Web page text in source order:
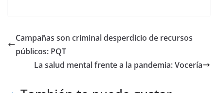
e
b
o
er l s
p
y
n
gr
m
e
Campañas son criminal desperdicio de recursos
públicos: PQT
La salud mental frente a la pandemia: Vocería